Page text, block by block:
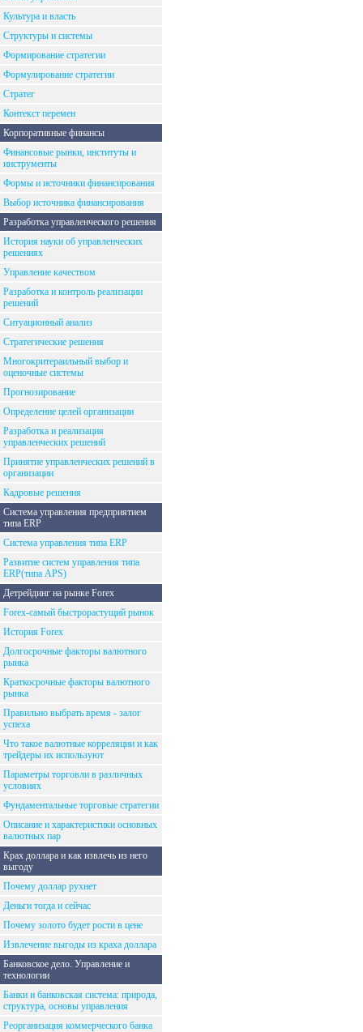
Культура и власть
Структуры и системы
Формирование стратегии
Формулирование стратегии
Стратег
Контекст перемен
Корпоративные финансы
Финансовые рынки, институты и
инструменты
Формы и источники финансирования
Выбор источника финансирования
Разработка управленческого решения
История науки об управленческих
решениях
Управление качеством
Разработка и контроль реализации
решений
Ситуационный анализ
Стратегические решения
Многокритераильный выбор и
оценочные системы
Прогнозирование
Определение целей организации
Разработка и реализация
управленческих решений
Принятие управленческих решений в
организации
Кадровые решения
Система управления предприятием
типа ERP
Система управления типа ERP
Развитие систем управления типа
ERP(типа APS)
Детрейдинг на рынке Forex
Forex-самый быстрорастущий рынок
История Forex
Долгосрочные факторы валютного
рынка
Краткосрочные факторы валютного
рынка
Правильно выбрать время - залог
успеха
Что такое валютные корреляции и как
трейдеры их используют
Параметры торговли в различных
условиях
Фундаментальные торговые стратегии
Описание и характеристики основных
валютных пар
Крах доллара и как извлечь из него
выгоду
Почему доллар рухнет
Деньги тогда и сейчас
Почему золото будет рости в цене
Извлечение выгоды из краха доллара
Банковское дело. Управление и
технологии
Банки и банковская система: природа,
структура, основы управления
Реорганизация коммерческого банка